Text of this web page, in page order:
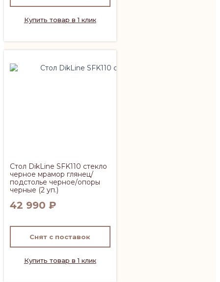
Купить товар в 1 клик
Стол DikLine SFK110 стекло
черное мрамор глянец/
подстолье черное/опоры
черные (2 уп.)
42 990 ₽
Снят с поставок
Купить товар в 1 клик